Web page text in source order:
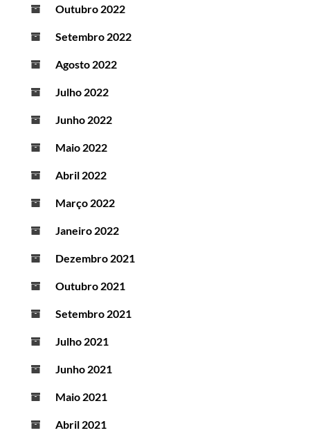
Outubro 2022
Setembro 2022
Agosto 2022
Julho 2022
Junho 2022
Maio 2022
Abril 2022
Março 2022
Janeiro 2022
Dezembro 2021
Outubro 2021
Setembro 2021
Julho 2021
Junho 2021
Maio 2021
Abril 2021